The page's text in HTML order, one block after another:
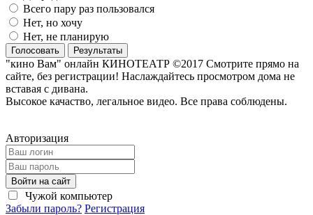
Всего пару раз пользовался
Нет, но хочу
Нет, не планирую
Голосовать Результаты
"кино Вам" онлайн КИНОТЕАТР ©2017 Смотрите прямо на
сайте, без регистрации! Наслаждайтесь просмотром дома не
вставая с дивана.
Высокое качаство, легальное видео. Все права соблюдены.
Авторизация
Войти на сайт
Чужой компьютер
Забыли пароль? Регистрация